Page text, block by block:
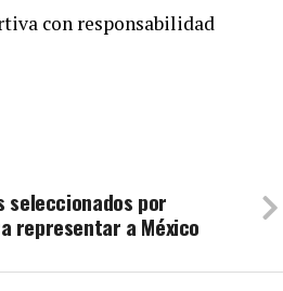
con responsabilidad
seleccionados por
representar a México